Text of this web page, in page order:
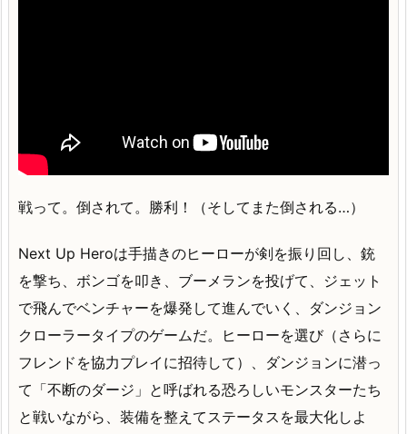
戦って。倒されて。勝利！（そしてまた倒される…）
Next Up Heroは手描きのヒーローが剣を振り回し、銃
を撃ち、ボンゴを叩き、ブーメランを投げて、ジェット
で飛んでベンチャーを爆発して進んでいく、ダンジョン
クローラータイプのゲームだ。ヒーローを選び（さらに
フレンドを協力プレイに招待して）、ダンジョンに潜っ
て「不断のダージ」と呼ばれる恐ろしいモンスターたち
と戦いながら、装備を整えてステータスを最大化しよ